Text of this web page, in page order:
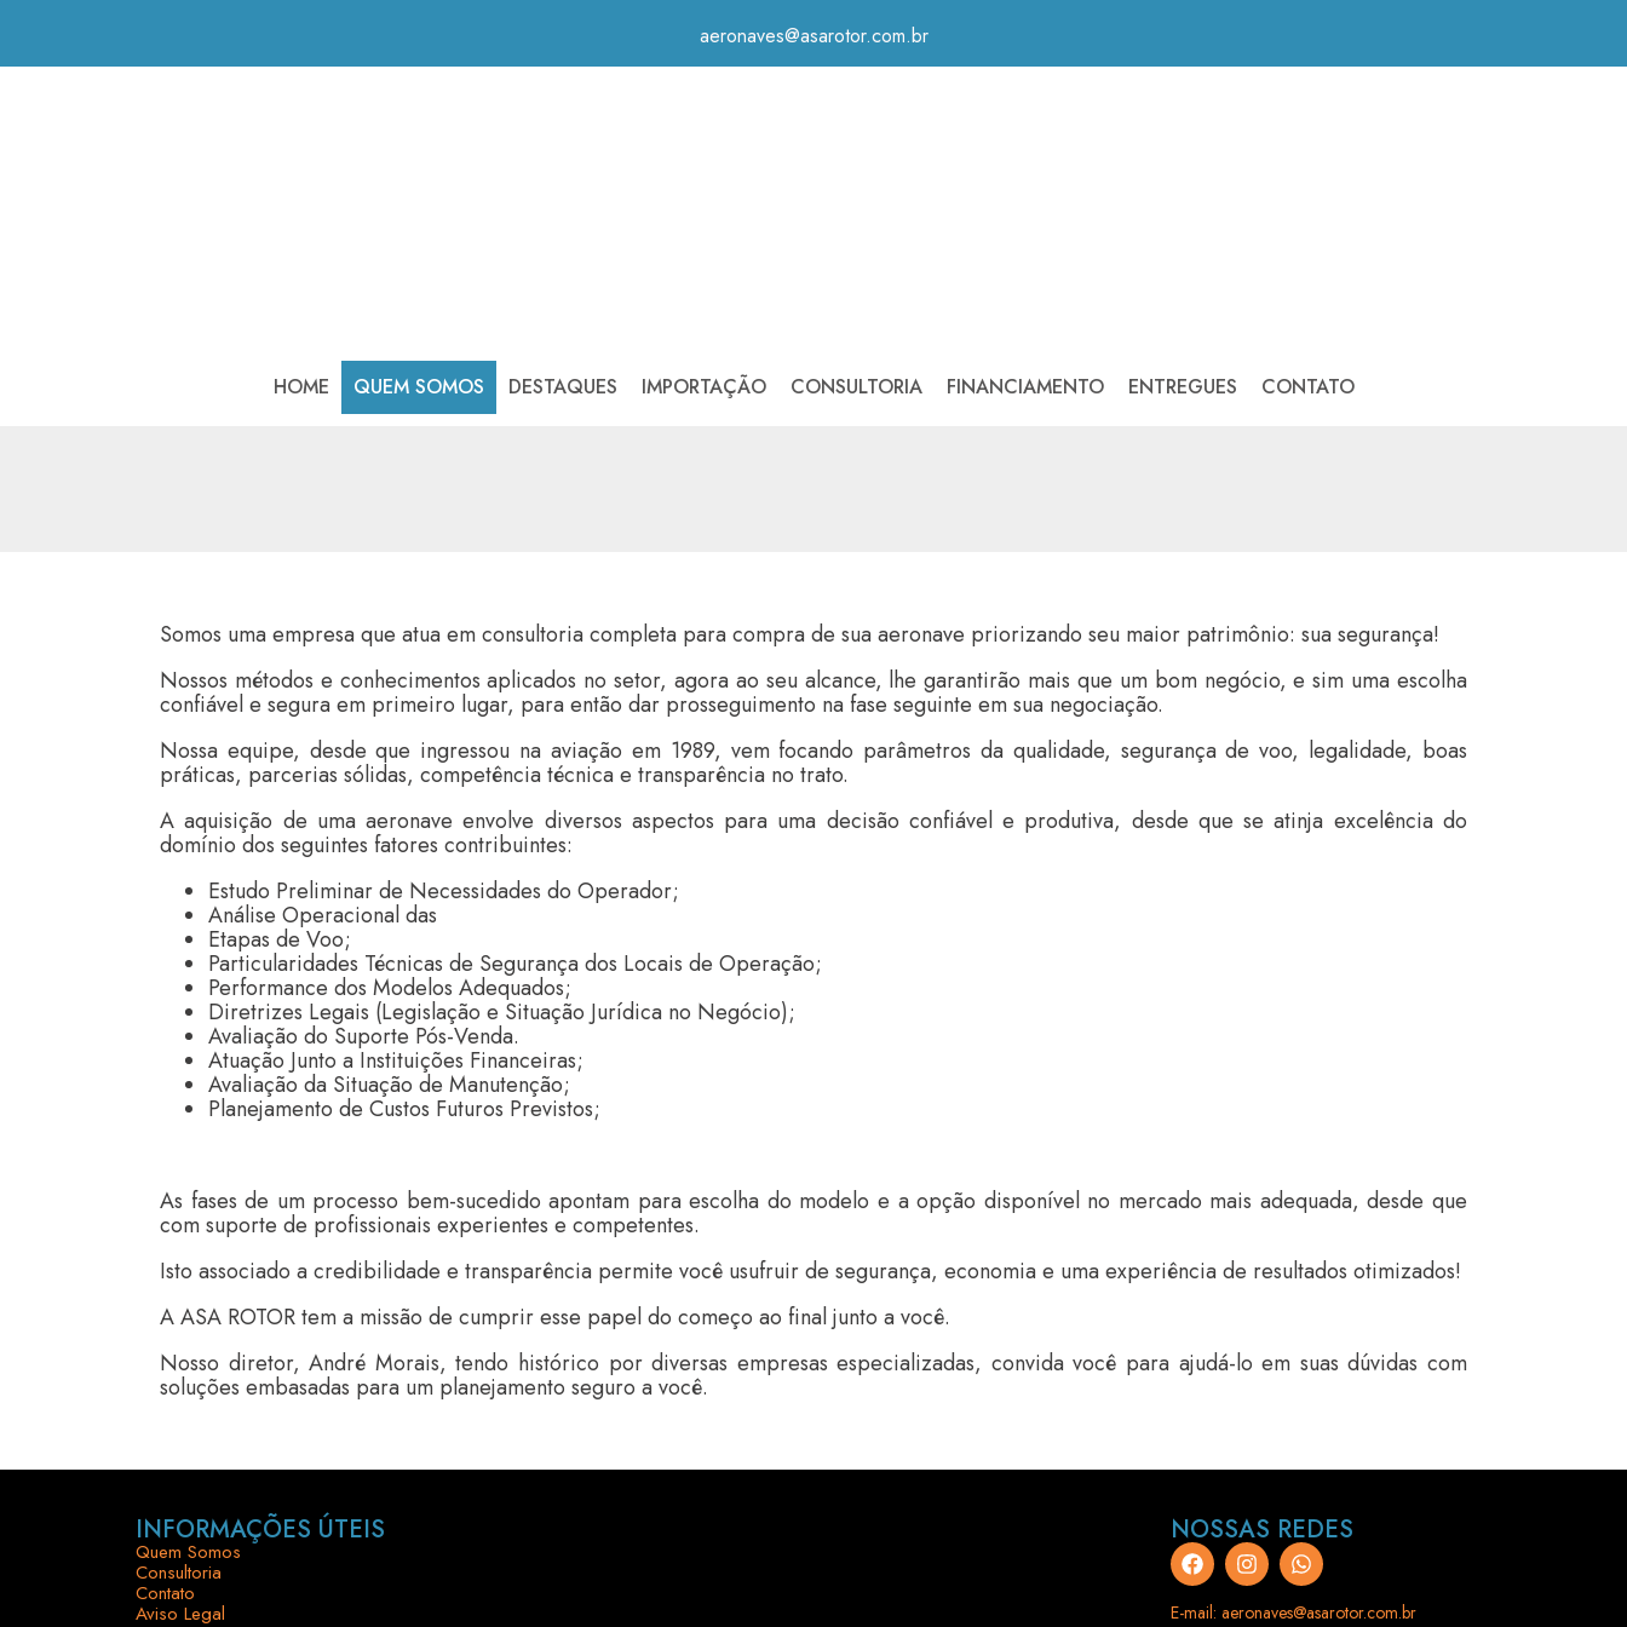
aeronaves@asarotor.com.br
HOME QUEM SOMOS DESTAQUES IMPORTAÇÃO CONSULTORIA FINANCIAMENTO ENTREGUES CONTATO
Somos uma empresa que atua em consultoria completa para compra de sua aeronave priorizando seu maior patrimônio: sua segurança!
Nossos métodos e conhecimentos aplicados no setor, agora ao seu alcance, lhe garantirão mais que um bom negócio, e sim uma escolha
confiável e segura em primeiro lugar, para então dar prosseguimento na fase seguinte em sua negociação.
Nossa equipe, desde que ingressou na aviação em 1989, vem focando parâmetros da qualidade, segurança de voo, legalidade, boas
práticas, parcerias sólidas, competência técnica e transparência no trato.
A aquisição de uma aeronave envolve diversos aspectos para uma decisão confiável e produtiva, desde que se atinja excelência do
domínio dos seguintes fatores contribuintes:
Estudo Preliminar de Necessidades do Operador;
Análise Operacional das
Etapas de Voo;
Particularidades Técnicas de Segurança dos Locais de Operação;
Performance dos Modelos Adequados;
Diretrizes Legais (Legislação e Situação Jurídica no Negócio);
Avaliação do Suporte Pós-Venda.
Atuação Junto a Instituições Financeiras;
Avaliação da Situação de Manutenção;
Planejamento de Custos Futuros Previstos;
As fases de um processo bem-sucedido apontam para escolha do modelo e a opção disponível no mercado mais adequada, desde que
com suporte de profissionais experientes e competentes.
Isto associado a credibilidade e transparência permite você usufruir de segurança, economia e uma experiência de resultados otimizados!
A ASA ROTOR tem a missão de cumprir esse papel do começo ao final junto a você.
Nosso diretor, André Morais, tendo histórico por diversas empresas especializadas, convida você para ajudá-lo em suas dúvidas com
soluções embasadas para um planejamento seguro a você.
INFORMAÇÕES ÚTEIS
Quem Somos
Consultoria
Contato
Aviso Legal
NOSSAS REDES
E-mail: aeronaves@asarotor.com.br